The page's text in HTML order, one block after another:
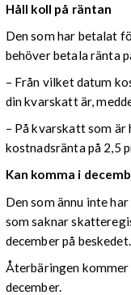
Håll koll på räntan
Den som har betalat
behöver betala ränta
– Från vilket datum
din kvarskatt är,
– På kvarskatt som
kostnadsränta på 2,5
Kan komma i
Den som ännu inte
som saknar
december på beskedet.
Återbäringen kommer
december.